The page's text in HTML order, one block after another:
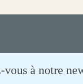
à notre